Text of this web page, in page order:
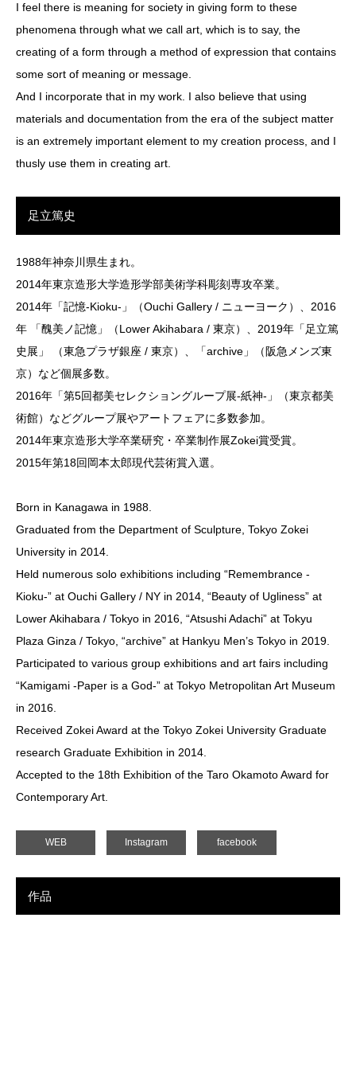
I feel there is meaning for society in giving form to these
phenomena through what we call art, which is to say, the
creating of a form through a method of expression that contains
some sort of meaning or message.
And I incorporate that in my work. I also believe that using
materials and documentation from the era of the subject matter
is an extremely important element to my creation process, and I
thusly use them in creating art.
足立篤史
1988年神奈川県生まれ。
2014年東京造形大学造形学部美術学科彫刻専攻卒業。
2014年「記憶-Kioku-」（Ouchi Gallery / ニューヨーク）、2016
年 「醜美ノ記憶」（Lower Akihabara / 東京）、2019年「足立篤
史展」 （東急プラザ銀座 / 東京）、「archive」（阪急メンズ東
京）など個展多数。
2016年「第5回都美セレクショングループ展-紙神-」（東京都美
術館）などグループ展やアートフェアに多数参加。
2014年東京造形大学卒業研究・卒業制作展Zokei賞受賞。
2015年第18回岡本太郎現代芸術賞入選。
Born in Kanagawa in 1988.
Graduated from the Department of Sculpture, Tokyo Zokei
University in 2014.
Held numerous solo exhibitions including “Remembrance -
Kioku-” at Ouchi Gallery / NY in 2014, “Beauty of Ugliness” at
Lower Akihabara / Tokyo in 2016, “Atsushi Adachi” at Tokyu
Plaza Ginza / Tokyo, “archive” at Hankyu Men’s Tokyo in 2019.
Participated to various group exhibitions and art fairs including
“Kamigami -Paper is a God-” at Tokyo Metropolitan Art Museum
in 2016.
Received Zokei Award at the Tokyo Zokei University Graduate
research Graduate Exhibition in 2014.
Accepted to the 18th Exhibition of the Taro Okamoto Award for
Contemporary Art.
WEB Instagram facebook
作品